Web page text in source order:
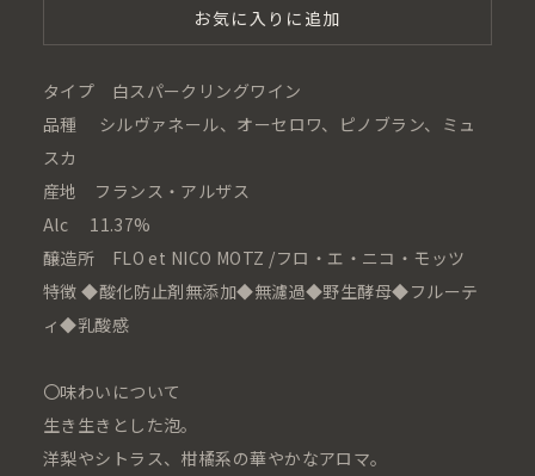
お気に入りに追加
タイプ 白スパークリングワイン
品種 シルヴァネール、オーセロワ、ピノブラン、ミュ
スカ
産地 フランス・アルザス
Alc 11.37%
醸造所 FLO et NICO MOTZ /フロ・エ・ニコ・モッツ
特徴 ◆酸化防止剤無添加◆無濾過◆野生酵母◆フルーテ
ィ◆乳酸感
〇味わいについて
生き生きとした泡。
洋梨やシトラス、柑橘系の華やかなアロマ。